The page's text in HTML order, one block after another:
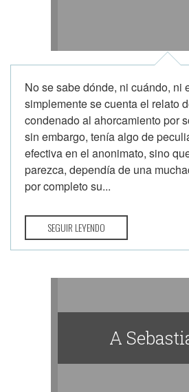
No se sabe dónde, ni cuándo, ni
simplemente se cuenta el relato
condenado al ahorcamiento por
sin embargo, tenía algo de
efectiva en el anonimato, sino
parezca, dependía de una
por completo su...
SEGUIR LEYENDO
A